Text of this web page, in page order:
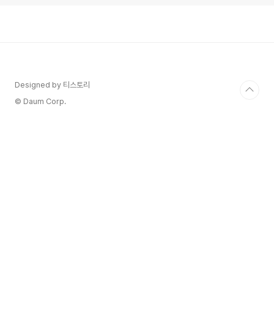
Designed by 티스토리
© Daum Corp.